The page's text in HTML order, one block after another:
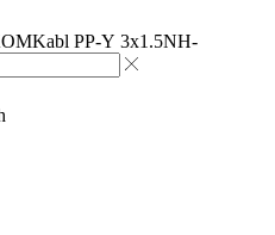
Kabl PP-Y 3x1.5NH-